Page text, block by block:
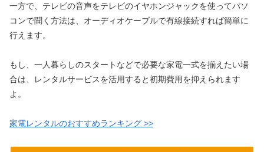
一方で、テレビの音声をテレビのイヤホンジャックを使ってパソ
コンで聞く方法は、オーディオケーブルで有線接続すれば簡単に
行えます。
もし、一人暮らしのスタートなどで必要な家電一式を揃えたい場
合は、レンタルサービスを活用すると初期費用を抑えられます
よ。
家電レンタルのおすすめランキング >>